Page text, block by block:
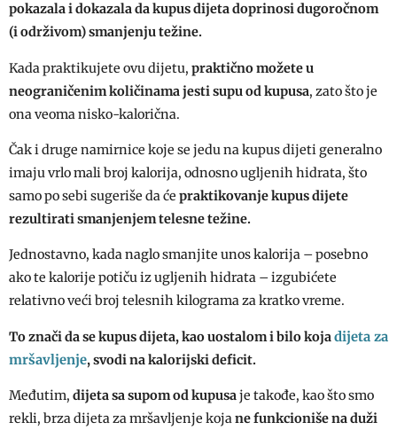
pokazala i dokazala da kupus dijeta doprinosi dugoročnom
(i održivom) smanjenju težine.
Kada praktikujete ovu dijetu, praktično možete u
neograničenim količinama jesti supu od kupusa, zato što je
ona veoma nisko-kalorična.
Čak i druge namirnice koje se jedu na kupus dijeti generalno
imaju vrlo mali broj kalorija, odnosno ugljenih hidrata, što
samo po sebi sugeriše da će praktikovanje kupus dijete
rezultirati smanjenjem telesne težine.
Jednostavno, kada naglo smanjite unos kalorija – posebno
ako te kalorije potiču iz ugljenih hidrata – izgubićete
relativno veći broj telesnih kilograma za kratko vreme.
To znači da se kupus dijeta, kao uostalom i bilo kojadijeta za
mršavljenje, svodi na kalorijski deficit.
Međutim, dijeta sa supom od kupusaje takođe, kao što smo
rekli, brza dijeta za mršavljenje kojane funkcioniše na duži